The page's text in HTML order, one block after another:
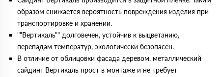
образом снижается вероятность повреждения изделия при
транспортировке и хранении.
""Вертикаль"" долговечен, устойчив к выцветанию,
перепадам температур, экологически безопасен.
В отличие от облицовки фасада деревом, металлический
сайдинг Вертикаль прост в монтаже и не требует